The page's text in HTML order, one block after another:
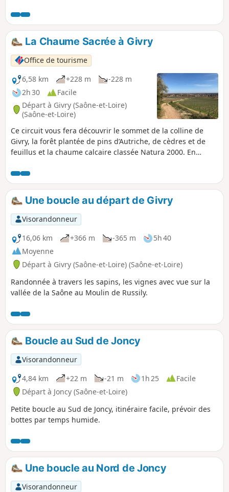
vallée des Vaux. Retour près des chaumes
dans le bois. Extension possible vers
Russilly.La Chaume Sacrée à Givry
Office de tourisme
6,58 km
+228 m
-228 m
2h 30
Facile
Départ à Givry (Saône-et-Loire)
(Saône-et-Loire)
Ce circuit vous fera découvrir le sommet de la colline de
Givry, la forêt plantée de pins d’Autriche, de cèdres et de
feuillus et la chaume calcaire classée Natura 2000. En
blotti au creux d’un vallon ouvert sur le vignoble. Cette
balade offre de multiples points de vue sur la Côte
Chalonnaise et la plaine de la Saône.
Une boucle au départ de Givry
Visorandonneur
16,06 km
+366 m -365 m
5h 40
Moyenne
Départ à Givry (Saône-et-Loire) (Saône-et-Loire)
Randonnée à travers les sapins, les vignes avec vue sur la
vallée de la Saône au Moulin de Russily.
Boucle au Sud de Joncy
Visorandonneur
4,84 km
+22 m -21 m 1h 25
Facile
Départ à Joncy (Saône-et-Loire)
Petite boucle au Sud de Joncy, itinéraire facile, prévoir des
bottes par temps humide.
Une boucle au Nord de Joncy
Visorandonneur